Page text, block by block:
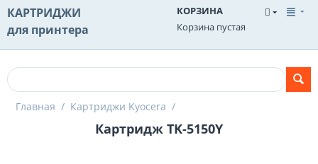
КАРТРИДЖИ
для принтера
КОРЗИНА
Корзина пустая
Главная / Картриджи Kyocera /
Картридж TK-5150Y